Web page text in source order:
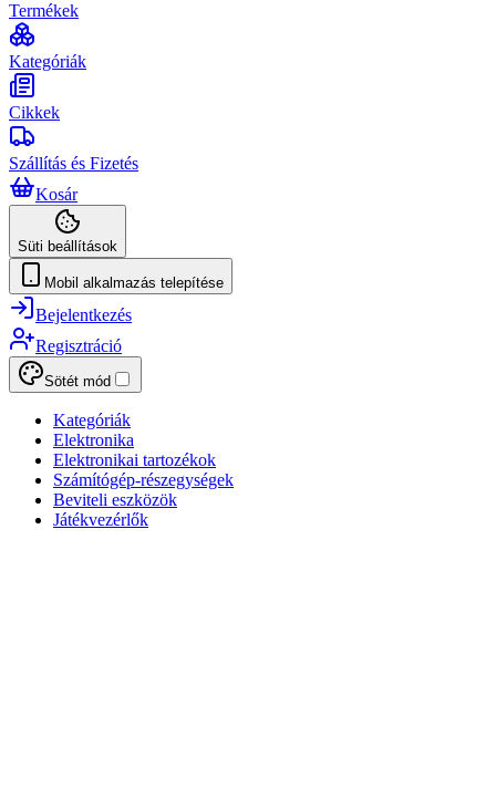
Termékek
Kategóriák
Cikkek
Szállítás és Fizetés
Kosár
Süti beállítások
Mobil alkalmazás telepítése
Bejelentkezés
Regisztráció
Sötét mód
Kategóriák
Elektronika
Elektronikai tartozékok
Számítógép-részegységek
Beviteli eszközök
Játékvezérlők